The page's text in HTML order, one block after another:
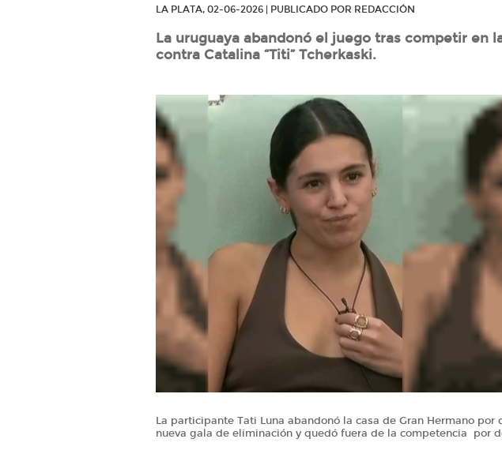
LA PLATA, 02-06-2026 | PUBLICADO POR REDACCIÓN
La uruguaya abandonó el juego tras competir en
contra Catalina “Titi” Tcherkaski.
La participante Tati Luna abandonó la casa de Gran Hermano por
nueva gala de eliminación y quedó fuera de la competencia por